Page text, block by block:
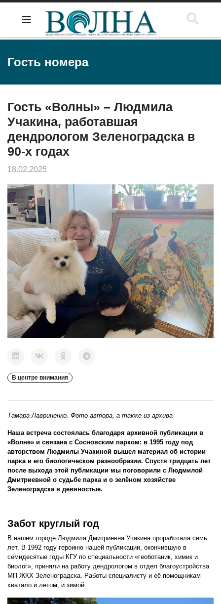
Гость номера
Гость «Волны» – Людмила
Учакина, работавшая
дендрологом Зеленоградска в
90-х годах
18.02.2025
В центре внимания
Тамара Лавриненко. Фото автора, а также из архива
Наша встреча состоялась благодаря архивной публикации в
«Волне» и связана с Сосновским парком: в 1995 году под
авторством Людмилы Учакиной вышел материал об истории
парка и его биологическом разнообразии. Спустя тридцать лет
после выхода этой публикации мы поговорили с Людмилой
Дмитриевной о судьбе парка и о зелёном хозяйстве
Зеленоградска в девяностые.
Забот круглый год
В нашем городе Людмила Дмитриевна Учакина проработала семь
лет. В 1992 году героиню нашей публикации, окончившую в
семидесятые годы КГУ по специальности «геоботаник, химик и
биолог», приняли на работу дендрологом в отдел благоустройства
МП ЖКХ Зеленоградска. Работы специалисту и её помощникам
хватало и летом, и зимой.